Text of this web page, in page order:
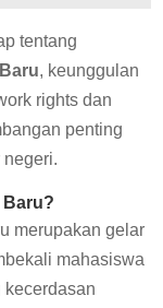
tentang
, keunggulan
rights dan
penting
Baru?
merupakan gelar
mahasiswa
kecerdasan